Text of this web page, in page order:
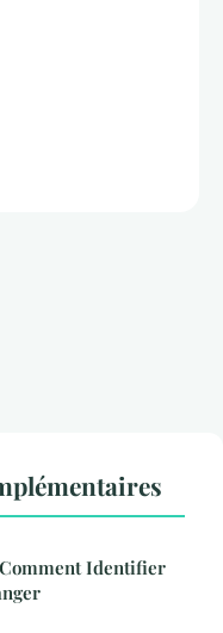
Identifier